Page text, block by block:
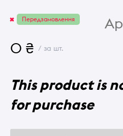
Передзамовлення
0 ₴ / за шт.
This product is
for purchase